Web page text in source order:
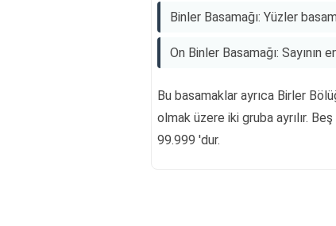
Binler Basamağı: Yüzler
On Binler Basamağı: Sayının
Bu basamaklar ayrıca Birler
olmak üzere iki gruba ayrılır.
99.999 'dur.